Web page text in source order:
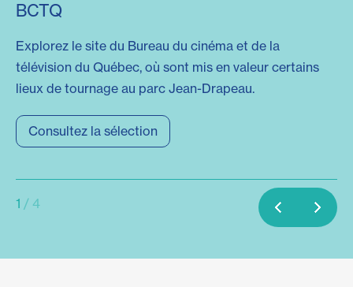
BCTQ
Explorez le site du Bureau du cinéma et de la
télévision du Québec, où sont mis en valeur certains
lieux de tournage au parc Jean-Drapeau.
Consultez la sélection
1 / 4